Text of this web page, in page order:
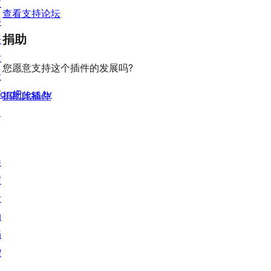
查看支持论坛
捐助
您愿意支持这个插件的发展吗?
捐助此插件